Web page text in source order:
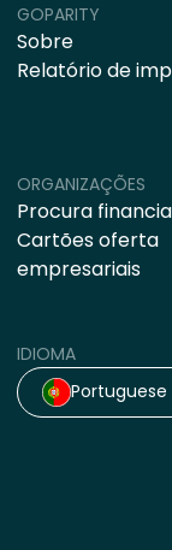
ORGANIZAÇÕES
Procura
Cartões oferta
empresariais
GOPARITY
Sobre
Relatório de
IDIOMA
Portuguese